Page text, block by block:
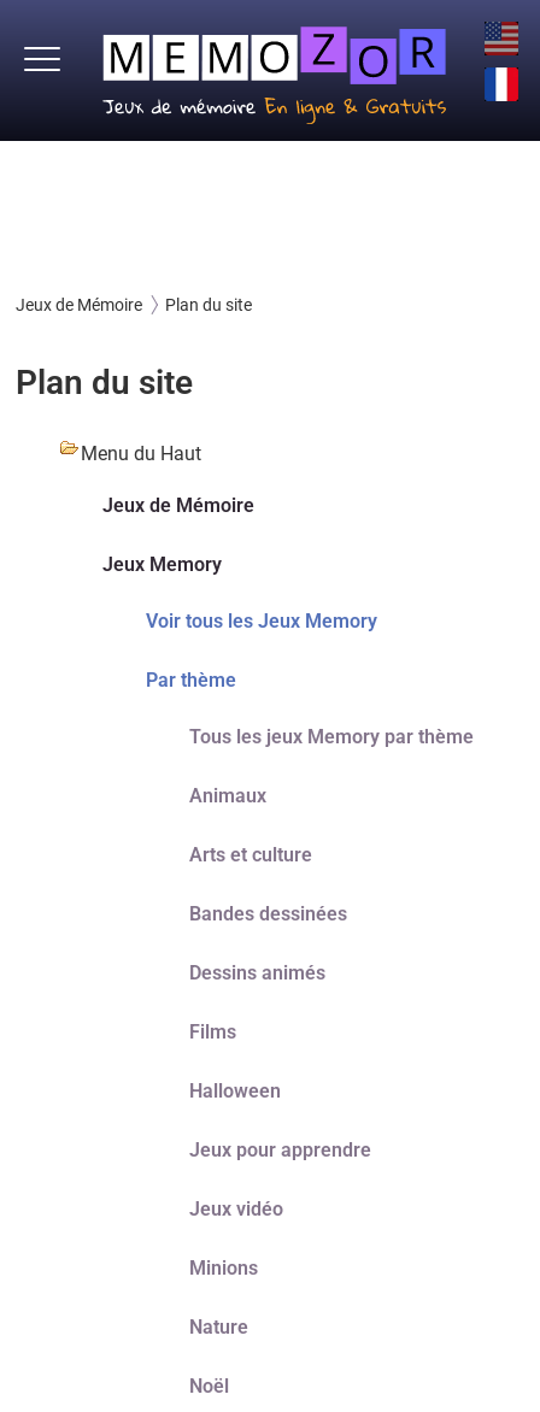
Jeux de Mémoire Plan du site
Plan du site
Menu du Haut
Jeux de Mémoire
Jeux Memory
Voir tous les Jeux Memory
Par thème
Tous les jeux Memory par thème
Animaux
Arts et culture
Bandes dessinées
Dessins animés
Films
Halloween
Jeux pour apprendre
Jeux vidéo
Minions
Nature
Noël